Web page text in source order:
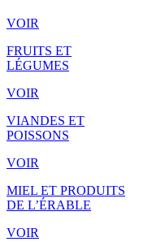
VOIR
FRUITS ET
LÉGUMES
VOIR
VIANDES ET
POISSONS
VOIR
MIEL ET PRODUITS
DE L’ÉRABLE
VOIR